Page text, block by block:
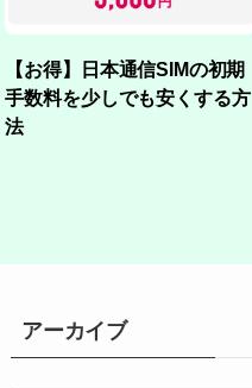
【お得】日本通信SIMの初期
手数料を少しでも安くする方
法
アーカイブ